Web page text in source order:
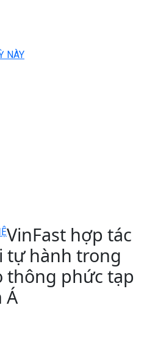
NÀY
VinFast hợp tác
tự hành trong
thông phức tạp
Á